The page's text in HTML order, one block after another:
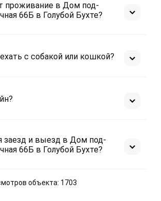
проживание в Дом под-
66Б в Голубой Бухте?
с собакой или кошкой?
заезд и выезд в Дом под-
66Б в Голубой Бухте?
объекта: 1703